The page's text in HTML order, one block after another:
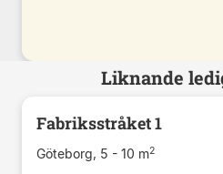
Liknande
Fabriksstråket 1
Göteborg, 5 - 10 m2